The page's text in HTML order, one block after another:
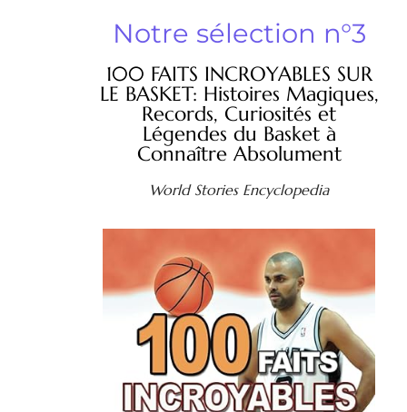
Notre sélection n°3
100 FAITS INCROYABLES SUR
LE BASKET: Histoires Magiques,
Records, Curiosités et
Légendes du Basket à
Connaître Absolument
World Stories Encyclopedia